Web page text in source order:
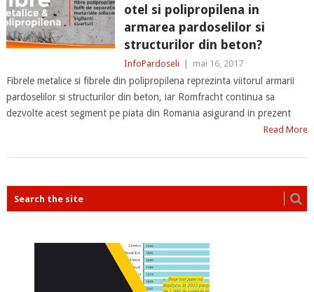
otel si polipropilena in
armarea pardoselilor si
structurilor din beton?
InfoPardoseli mai 16, 2017
Fibrele metalice si fibrele din polipropilena reprezinta viitorul armarii
pardoselilor si structurilor din beton, iar Romfracht continua sa
dezvolte acest segment pe piata din Romania asigurand in prezent
Read More
POSTS
NAVIGATION